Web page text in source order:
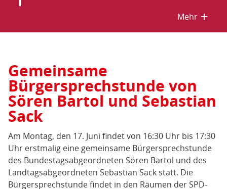
Mehr
Gemeinsame
Bürgersprechstunde
von
Sören
Bartol
und
Sebastian
Sack
Gemeinsame
Bürgersprechstunde von
Sören Bartol und Sebastian
Sack
Am Montag, den 17. Juni findet von 16:30 Uhr bis 17:30
Uhr erstmalig eine gemeinsame Bürgersprechstunde
des Bundestagsabgeordneten Sören Bartol und des
Landtagsabgeordneten Sebastian Sack statt. Die
Bürgersprechstunde findet in den Räumen der SPD-